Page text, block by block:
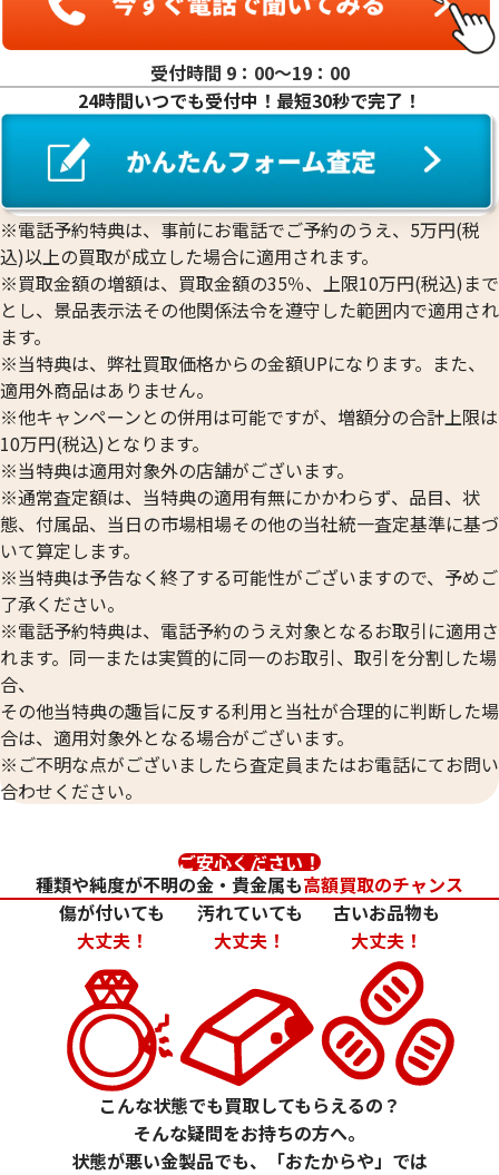
18金 (K18) 喜平リング
参考買取価格
76,400 円
18金 (K18) 喜平リ
3.2g
参考買取価格
71,900 円
24金 (K24) カレンダー 新星工業 戌
2g
参考買取価格
59,500 円
24金 (K24) カレ
2g
参考買取価格
59,500円
24金 (K24) カレンダー 新星工業 亥
参考買取価格
24金 (K24) カレン
1.5g
参考買取価格
44,600
受付時間 9：00〜19：00
24時間いつでも受付中！最短30秒で完了！
※電話予約特典は、事前にお電話でご予約のうえ、5万円(税
込)以上の買取が成立した場合に適用されます。
※買取金額の増額は、買取金額の35％、上限10万円(税込)まで
とし、景品表示法その他関係法令を遵守した範囲内で適用され
ます。
※当特典は、弊社買取価格からの金額UPになります。また、
適用外商品はありません。
※他キャンペーンとの併用は可能ですが、増額分の合計上限は
10万円(税込)となります。
※当特典は適用対象外の店舗がございます。
※通常査定額は、当特典の適用有無にかかわらず、品目、状
態、付属品、当日の市場相場その他の当社統一査定基準に基づ
いて算定します。
※当特典は予告なく終了する可能性がございますので、予めご
了承ください。
※電話予約特典は、電話予約のうえ対象となるお取引に適用さ
れます。同一または実質的に同一のお取引、取引を分割した場
合、
その他当特典の趣旨に反する利用と当社が合理的に判断した場
合は、適用対象外となる場合がございます。
※ご不明な点がございましたら査定員またはお電話にてお問い
合わせください。
ご安心ください！
種類や純度が不明の金・貴金属も高額買取のチャンス
傷が付いても
大丈夫！
汚れていても
大丈夫！
古いお品物も
大丈夫！
こんな状態でも買取してもらえるの？
そんな疑問をお持ちの方へ。
状態が悪い金製品でも、「おたからや」では